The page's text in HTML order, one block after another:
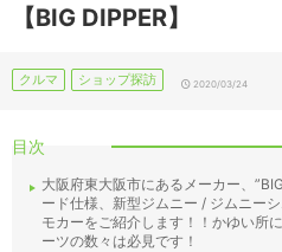
【BIG DIPPER】
クルマ ショップ探訪 2020/03/24
目次
大阪府東大阪市にあるメーカー、
ード仕様、新型ジムニー / ジムニー
モカーをご紹介します！！かゆい所
ーツの数々は必見です！